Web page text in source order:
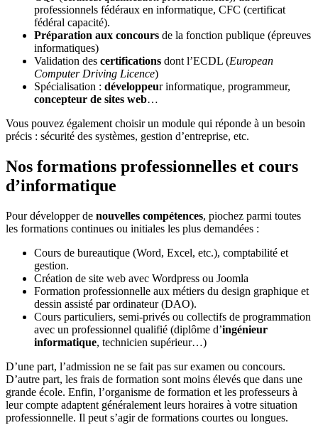
professionnels fédéraux en informatique, CFC (certificat
fédéral capacité).
Préparation aux concours de la fonction publique (épreuves
informatiques)
Validation des certifications dont l’ECDL (European
Computer Driving Licence)
Spécialisation : développeur informatique, programmeur,
concepteur de sites web…
Vous pouvez également choisir un module qui réponde à un besoin
précis : sécurité des systèmes, gestion d’entreprise, etc.
Nos formations professionnelles et cours
d’informatique
Pour développer de nouvelles compétences, piochez parmi toutes
les formations continues ou initiales les plus demandées :
Cours de bureautique (Word, Excel, etc.), comptabilité et
gestion.
Création de site web avec Wordpress ou Joomla
Formation professionnelle aux métiers du design graphique et
dessin assisté par ordinateur (DAO).
Cours particuliers, semi-privés ou collectifs de programmation
avec un professionnel qualifié (diplôme d’ingénieur
informatique, technicien supérieur…)
D’une part, l’admission ne se fait pas sur examen ou concours.
D’autre part, les frais de formation sont moins élevés que dans une
grande école. Enfin, l’organisme de formation et les professeurs à
leur compte adaptent généralement leurs horaires à votre situation
professionnelle. Il peut s’agir de formations courtes ou longues.